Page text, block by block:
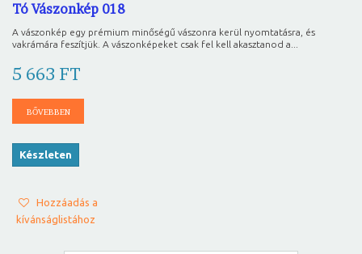
Tó Vászonkép 018
A vászonkép egy prémium minőségű vászonra kerül nyomtatásra, és
vakrámára feszítjük. A vászonképeket csak fel kell akasztanod a...
5 663 FT
BŐVEBBEN
Készleten
Hozzáadás a
kívánságlistához